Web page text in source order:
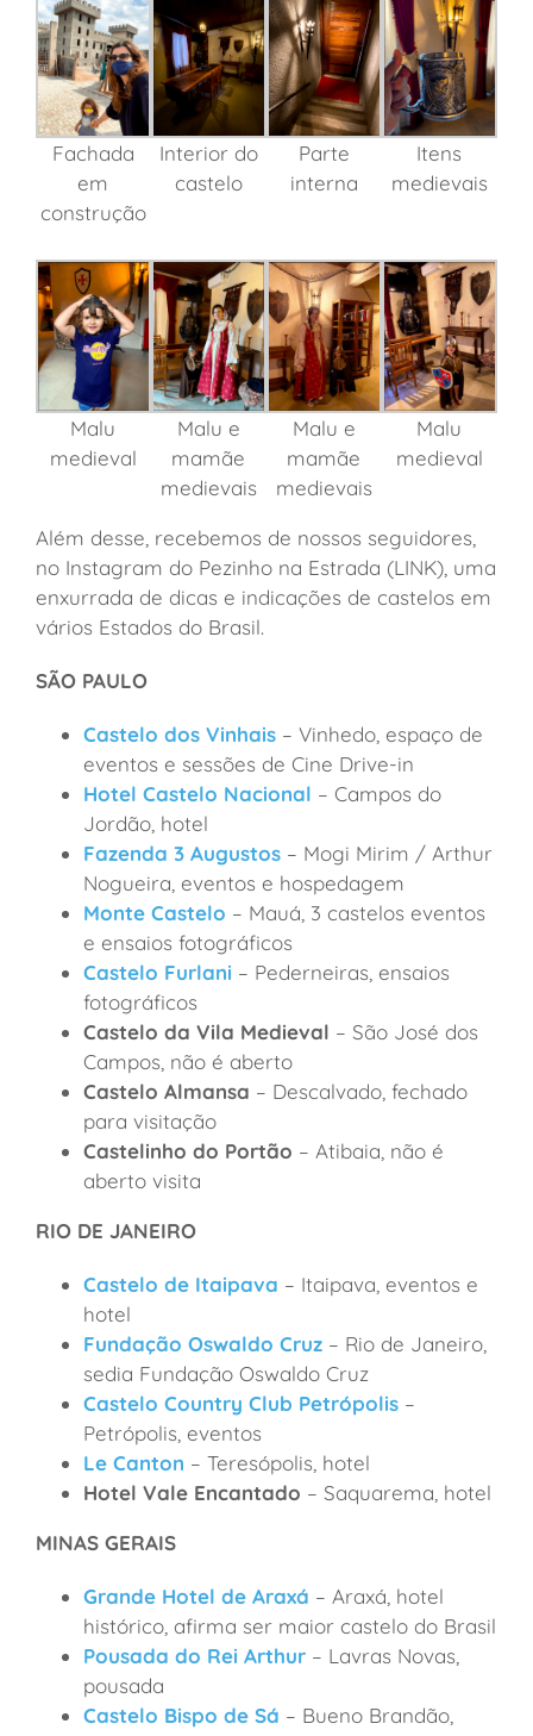
Fachada
em
construção
Interior do
castelo
Parte
interna
Itens
medievais
Malu
medieval
Malu e
mamãe
medievais
Malu e
mamãe
medievais
Malu
medieval
Além desse, recebemos de nossos seguidores,
no Instagram do Pezinho na Estrada (LINK), uma
enxurrada de dicas e indicações de castelos em
vários Estados do Brasil.
SÃO PAULO
Castelo dos Vinhais – Vinhedo, espaço de
eventos e sessões de Cine Drive-in
Hotel Castelo Nacional – Campos do
Jordão, hotel
Fazenda 3 Augustos– Mogi Mirim / Arthur
Nogueira, eventos e hospedagem
Monte Castelo – Mauá, 3 castelos eventos
e ensaios fotográficos
Castelo Furlani – Pederneiras, ensaios
fotográficos
Castelo da Vila Medieval – São José dos
Campos, não é aberto
Castelo Almansa – Descalvado, fechado
para visitação
Castelinho do Portão – Atibaia, não é
aberto visita
RIO DE JANEIRO
Castelo de Itaipava – Itaipava, eventos e
hotel
Fundação Oswaldo Cruz – Rio de Janeiro,
sedia Fundação Oswaldo Cruz
Castelo Country Club Petrópolis–
Petrópolis, eventos
Le Canton – Teresópolis, hotel
Hotel Vale Encantado – Saquarema, hotel
MINAS GERAIS
Grande Hotel de Araxá – Araxá, hotel
histórico, afirma ser maior castelo do Brasil
Pousada do Rei Arthur– Lavras Novas,
pousada
Castelo Bispo de Sá – Bueno Brandão,